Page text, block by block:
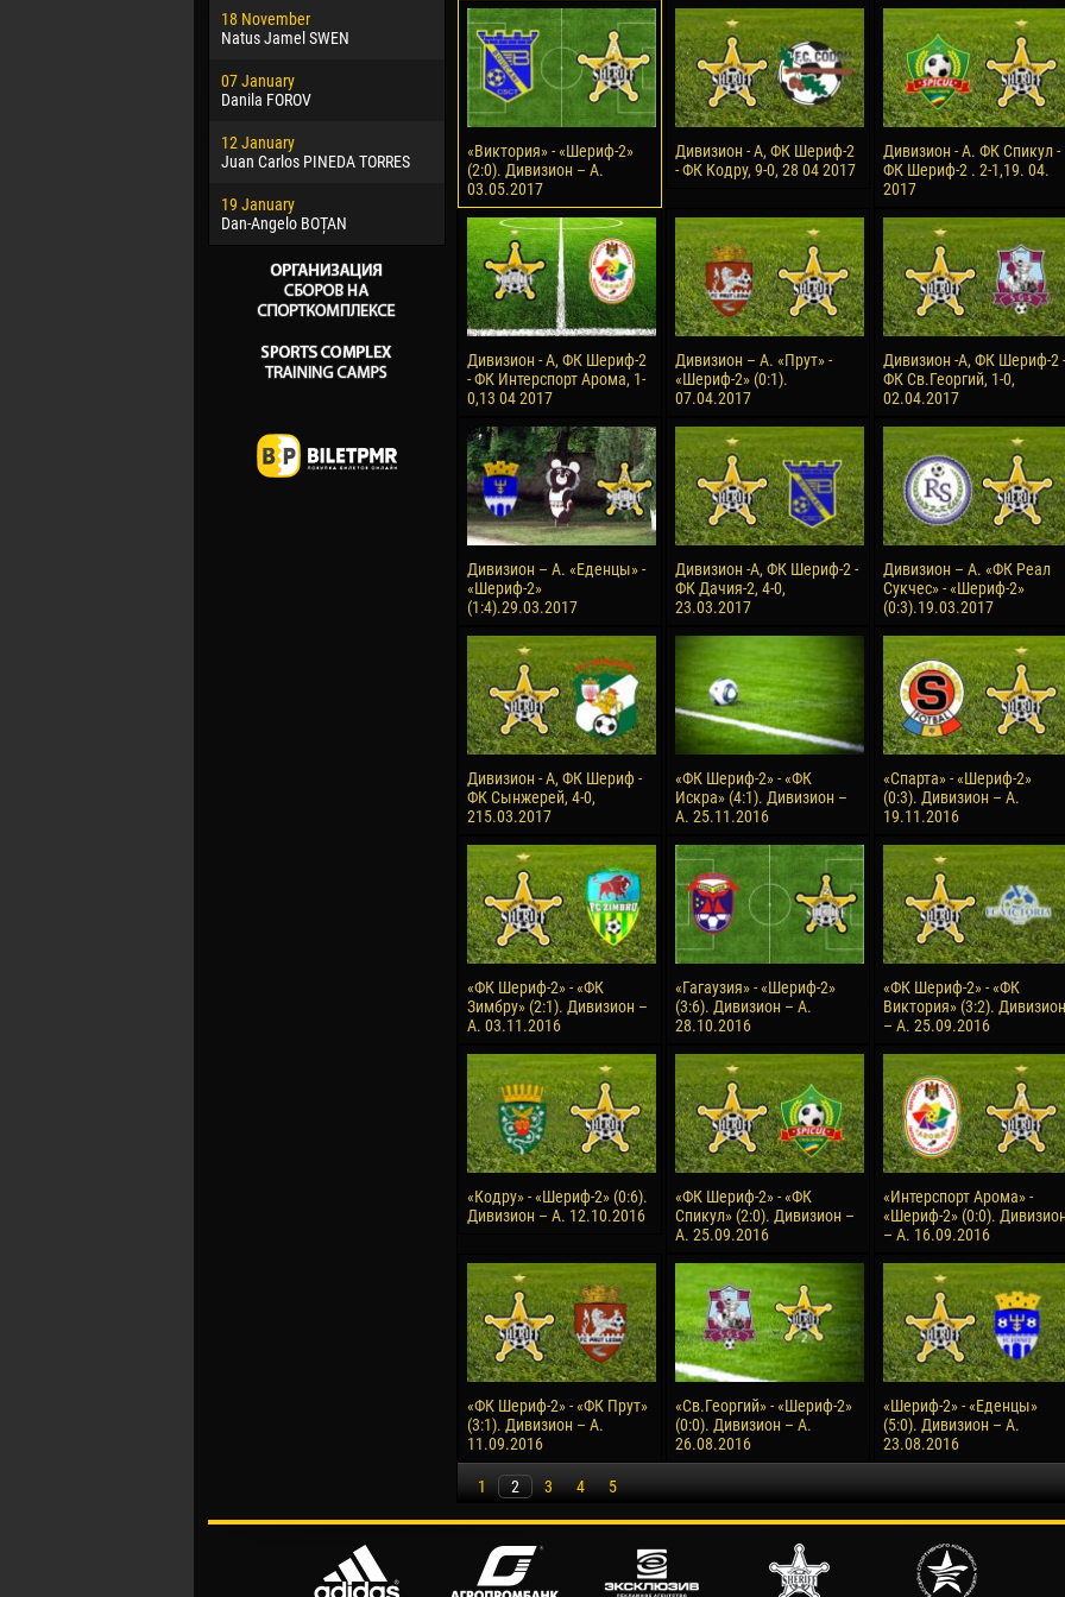
18 November
Natus Jamel SWEN
07 January
Danila FOROV
12 January
Juan Carlos PINEDA TORRES
19 January
Dan-Angelo BOȚAN
Jayder Moreno ASPRILLA
22 March
Samba KONÉ
26 March
Vitor Hugo Morais de OLIVEIRA
28 March
Raí LOPES DE OLIVEIRA
Victor CIUMAȘU
28 June
Soumaila MAGASSOUBA
10 July
Bourama FOMBA
15 July
«Виктория» - «Шериф-2»
(2:0). Дивизион – А.
03.05.2017
Дивизион - А, ФК Шериф-2
- ФК Кодру, 9-0, 28 04 2017
Дивизион - А. ФК Спикул -
ФК Шериф-2 . 2-1,19. 04.
2017
Дивизион - А, ФК Шериф-2
- ФК Интерспорт Арома, 1-
0,13 04 2017
Дивизион – А. «Прут» -
«Шериф-2» (0:1).
07.04.2017
Дивизион -А, ФК Шериф-2 -
ФК Св.Георгий, 1-0,
02.04.2017
Дивизион – А. «Еденцы» -
«Шериф-2»
(1:4).29.03.2017
Дивизион -А, ФК Шериф-2 -
ФК Дачия-2, 4-0,
23.03.2017
Дивизион – А. «ФК Реал
Сукчес» - «Шериф-2»
(0:3).19.03.2017
Дивизион - А, ФК Шериф -
ФК Сынжерей, 4-0,
215.03.2017
«ФК Шериф-2» - «ФК
Искра» (4:1). Дивизион –
А. 25.11.2016
«Спарта» - «Шериф-2»
(0:3). Дивизион – А.
19.11.2016
«ФК Шериф-2» - «ФК
Зимбру» (2:1). Дивизион –
А. 03.11.2016
«Гагаузия» - «Шериф-2»
(3:6). Дивизион – А.
28.10.2016
«ФК Шериф-2» - «ФК
Виктория» (3:2). Дивизион
– А. 25.09.2016
«Кодру» - «Шериф-2» (0:6).
Дивизион – А. 12.10.2016
«ФК Шериф-2» - «ФК
Спикул» (2:0). Дивизион –
А. 25.09.2016
«Интерспорт Арома» -
«Шериф-2» (0:0).
– А. 16.09.2016
«ФК Шериф-2» - «ФК Прут»
(3:1). Дивизион – А.
11.09.2016
«Св.Георгий» - «Шериф-2»
(0:0). Дивизион – А.
26.08.2016
«Шериф-2» - «Еденцы»
(5:0). Дивизион – А.
23.08.2016
1 2 3 4 5